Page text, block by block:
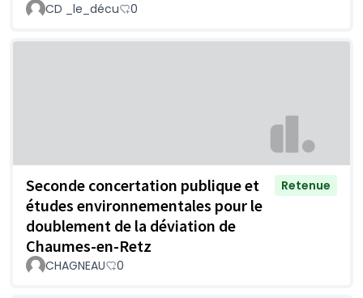
CD _le_décu
0
Seconde concertation publique et
études environnementales pour le
doublement de la déviation de
Chaumes-en-Retz
Retenue
CHAGNEAU 0